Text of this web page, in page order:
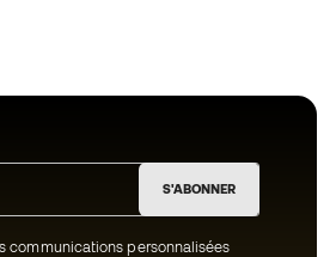
S'ABONNER
communications personnalisées